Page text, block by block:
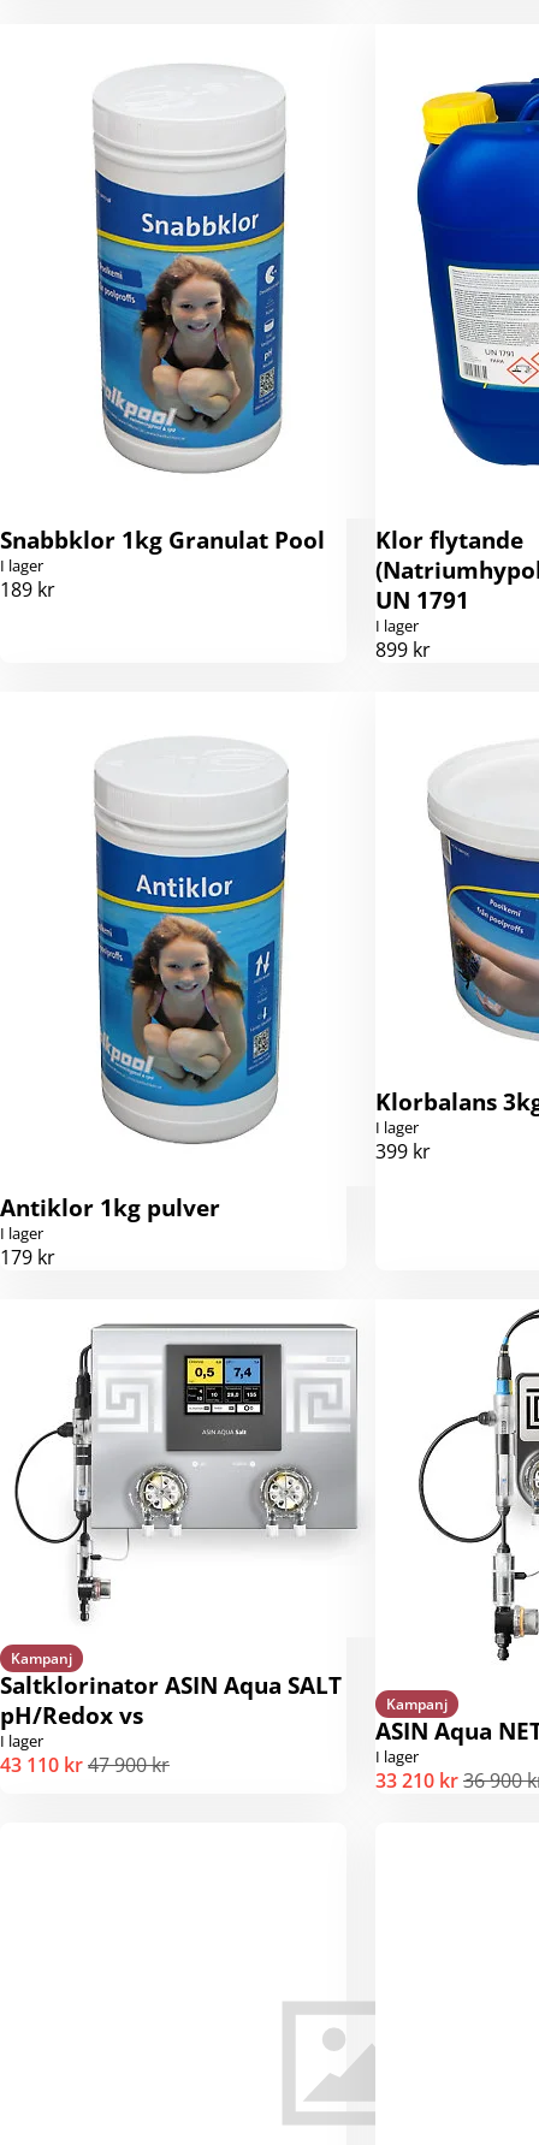
Snabbklor 1kg Granulat Pool
I lager
189 kr
Klor flytande
UN 1791
I lager
899 kr
Antiklor 1kg pulver
I lager
179 kr
Klorbalans
I lager
399 kr
Kampanj
Saltklorinator ASIN Aqua SALT
pH/Redox vs
I lager
43 110 kr47 900 kr
Kampanj
ASIN Aqua
I lager
33 210 kr36 900